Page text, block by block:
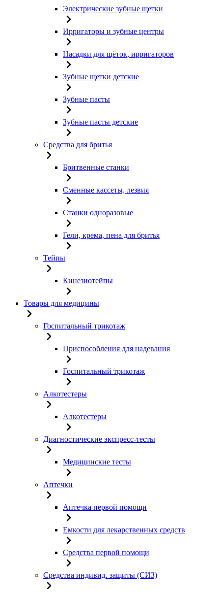
Электрические зубные щетки
Ирригаторы и зубные центры
Насадки для щёток, ирригаторов
Зубные щетки детские
Зубные пасты
Зубные пасты детские
Средства для бритья
Бритвенные станки
Сменные кассеты, лезвия
Станки одноразовые
Гели, крема, пена для бритья
Тейпы
Кинезиотейпы
Товары для медицины
Госпитальный трикотаж
Приспособления для надевания
Госпитальный трикотаж
Алкотестеры
Алкотестеры
Диагностические экспресс-тесты
Медицинские тесты
Аптечки
Аптечка первой помощи
Емкости для лекарственных средств
Средства первой помощи
Средства индивид. защиты (СИЗ)